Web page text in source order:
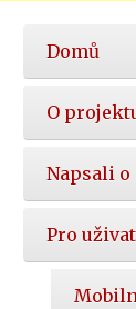
Hlavní
nabídka
Domů
O
Napsali o
Pro